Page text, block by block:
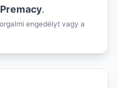
.
engedélyt vagy a